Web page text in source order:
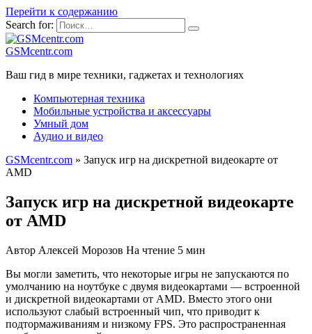
Перейти к содержанию
Search for:
GSMcentr.com
Ваш гид в мире техники, гаджетах и технологиях
Компьютерная техника
Мобильные устройства и аксессуары
Умный дом
Аудио и видео
GSMcentr.com » Запуск игр на дискретной видеокарте от
AMD
Запуск игр на дискретной видеокарте
от AMD
Автор Алексей Морозов На чтение 5 мин
Вы могли заметить, что некоторые игры не запускаются по
умолчанию на ноутбуке с двумя видеокартами — встроенной
и дискретной видеокартами от AMD. Вместо этого они
используют слабый встроенный чип, что приводит к
подтормаживаниям и низкому FPS. Это распространенная